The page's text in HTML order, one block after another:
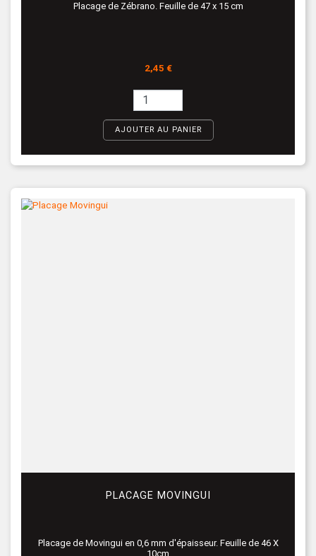
Placage de Zébrano. Feuille de 47 x 15 cm
Prix
2,45 €
AJOUTER AU PANIER
PLACAGE MOVINGUI
Placage de Movingui en 0,6 mm d'épaisseur. Feuille de 46 X
10cm